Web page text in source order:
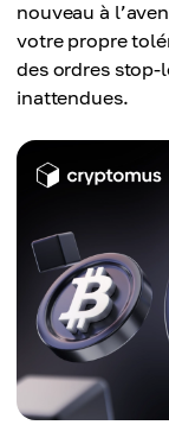
nouveau à
votre propre
des ordres stop-
inattendues.